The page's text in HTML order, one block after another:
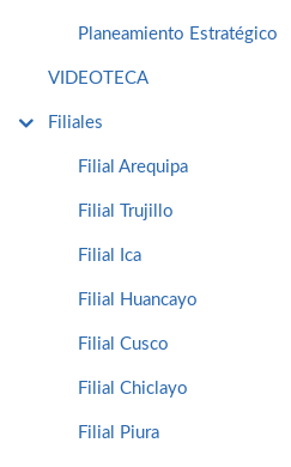
Planeamiento Estratégico
VIDEOTECA
Filiales
Filial Arequipa
Filial Trujillo
Filial Ica
Filial Huancayo
Filial Cusco
Filial Chiclayo
Filial Piura